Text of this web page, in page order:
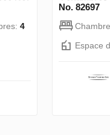
4
No. 82697
Espace